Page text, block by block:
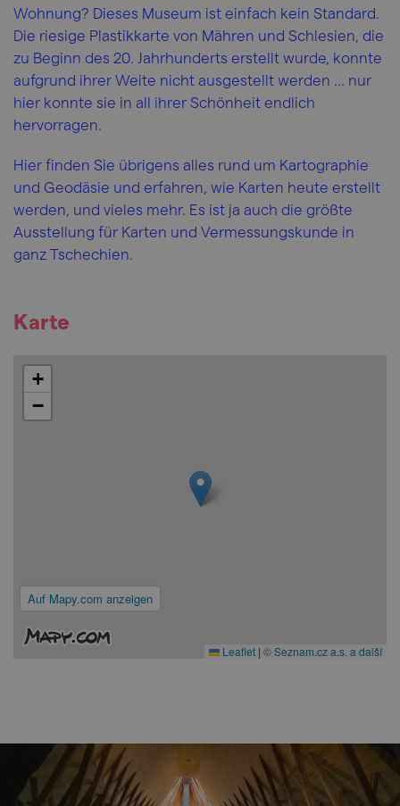
Wohnung? Dieses Museum ist einfach kein Standard.
Die riesige Plastikkarte von Mähren und Schlesien, die
zu Beginn des 20. Jahrhunderts erstellt wurde, konnte
aufgrund ihrer Weite nicht ausgestellt werden ... nur
hier konnte sie in all ihrer Schönheit endlich
hervorragen.
Hier finden Sie übrigens alles rund um Kartographie
und Geodäsie und erfahren, wie Karten heute erstellt
werden, und vieles mehr. Es ist ja auch die größte
Ausstellung für Karten und Vermessungskunde in
ganz Tschechien.
Karte
Auf Mapy.com anzeigen
+
−
Leaflet | © Seznam.cz a.s. a další